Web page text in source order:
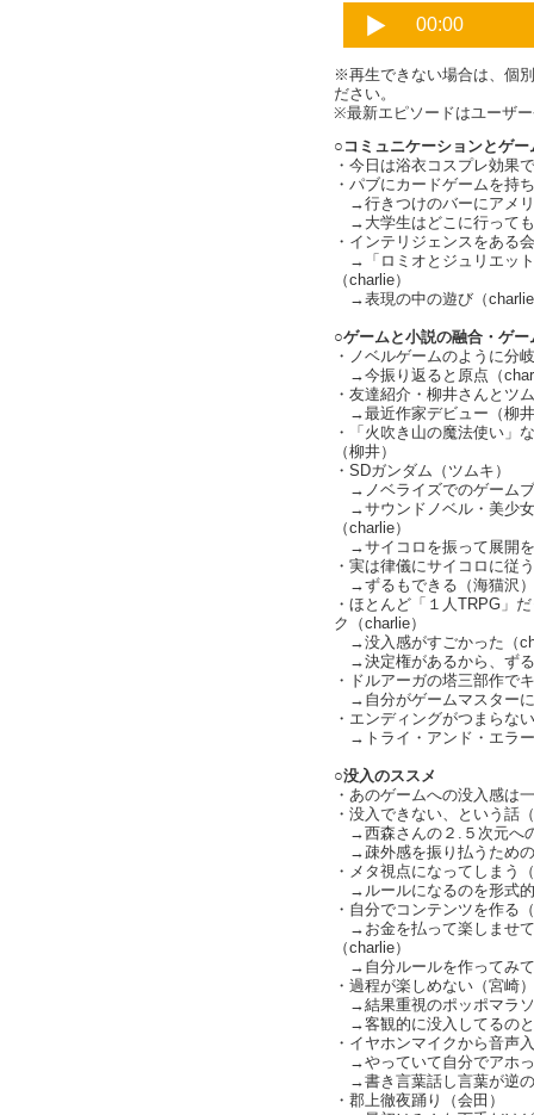
※再生できない場合は、個
ださい。
※最新エピソードはユーザ
○コミュニケーションとゲー
・今日は浴衣コスプレ効果
・パブにカードゲームを持
→行きつけのバーにアメ
→大学生はどこに行って
・インテリジェンスをある
→「ロミオとジュリエッ
（charlie）
→表現の中の遊び（
○ゲームと小説の融合・ゲー
・ノベルゲームのように分
→今振り返ると原点（
・友達紹介・柳井さんとツ
→最近作家デビュー（柳
・「火吹き山の魔法使い」
（柳井）
・SDガンダム（ツムキ）
→ノベライズでのゲーム
→サウンドノベル・美少
（charlie）
→サイコロを振って展開
・実は律儀にサイコロに従
→ずるもできる（海猫沢）
・ほとんど「１人TRPG」
ク（charlie）
→没入感がすごかった（
→決定権があるから、ずる
・ドルアーガの塔三部作で
→自分がゲームマスター
・エンディングがつまらな
→トライ・アンド・エラー
○没入のススメ
・あのゲームへの没入感は
・没入できない、という話
→西森さんの２.５次元へ
→疎外感を振り払うため
・メタ視点になってしまう
→ルールになるのを形式的
・自分でコンテンツを作る
→お金を払って楽しませ
（charlie）
→自分ルールを作ってみ
・過程が楽しめない（宮崎）
→結果重視のポッポマラ
→客観的に没入してるの
・イヤホンマイクから音声
→やっていて自分でアホ
→書き言葉話し言葉が逆
・郡上徹夜踊り（会田）